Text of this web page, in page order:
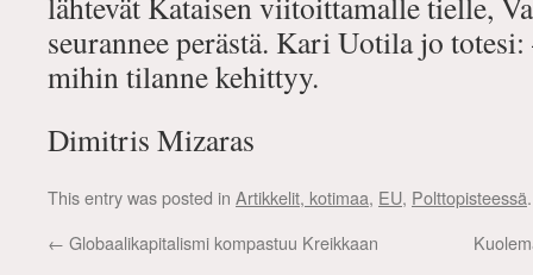
seurannee perästä. Kari Uotila jo
mihin tilanne kehittyy.
Dimitris Mizaras
This entry was posted in Artikkelit, kotimaa, EU, Polttopisteessä
← Globaalikapitalismi kompastuu Kreikkaan